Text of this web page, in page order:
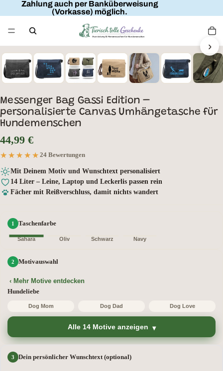
Zahlung auch per Banküberweisung
(Vorkasse) möglich.
Wunschtext ›
Messenger Bag Gassi Edition –
personalisierte Canvas Umhängetasche für
Hundemenschen
44,99 €
★★★★★
★★★★★ 24 Bewertungen
Mit Deinem Motiv und Wunschtext personalisiert
14 Liter – Leine, Laptop und Leckerlis passen rein
Fächer mit Reißverschluss, damit nichts wandert
Taschenfarbe
Sahara Oliv Schwarz Navy
Motivauswahl
‹ Mehr Motive entdecken
Hundeliebe
Dog Mom Dog Dad Dog Love
Alle 14 Motive anzeigen
Dein persönlicher Wunschtext (optional)